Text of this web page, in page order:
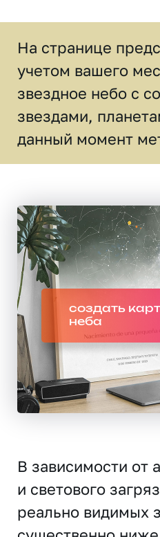
На странице
учетом вашего
звездное небо c
звездами,
данный момент
создать
неба
В зависимости от
и светового
реально видимых